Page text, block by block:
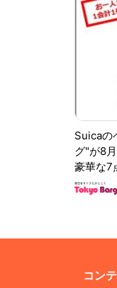
Suicaの
グ"が8
豪華な7
コン